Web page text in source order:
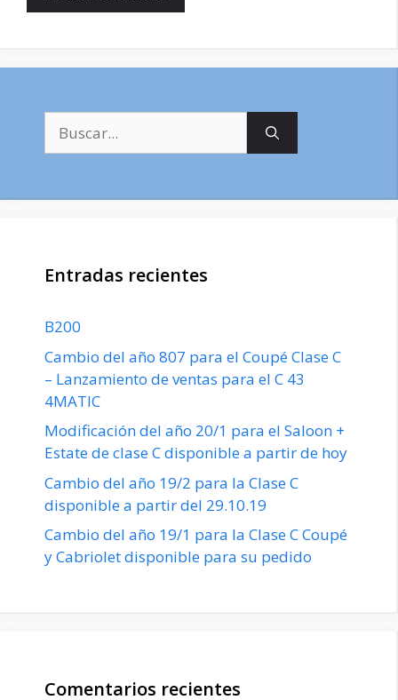
Entradas recientes
B200
Cambio del año 807 para el Coupé Clase C
– Lanzamiento de ventas para el C 43
4MATIC
Modificación del año 20/1 para el Saloon +
Estate de clase C disponible a partir de hoy
Cambio del año 19/2 para la Clase C
disponible a partir del 29.10.19
Cambio del año 19/1 para la Clase C Coupé
y Cabriolet disponible para su pedido
Comentarios recientes